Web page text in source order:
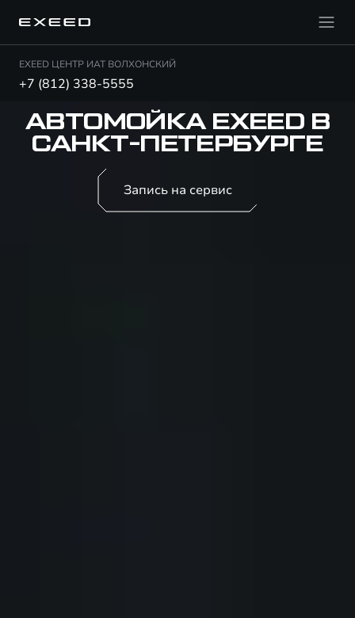
EXEED ЦЕНТР ИАТ ВОЛХОНСКИЙ
+7 (812) 338-5555
АВТОМОЙКА EXEED В
САНКТ-ПЕТЕРБУРГЕ
Запись на сервис